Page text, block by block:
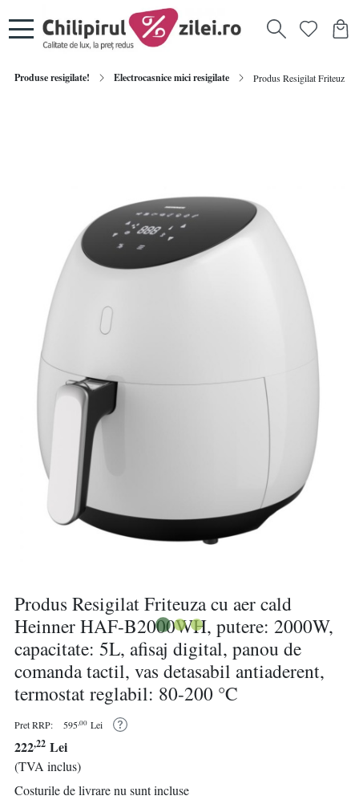
Produse resigilate! Electrocasnice mici resigilate Produs Resigilat Friteuza
Produs Resigilat Friteuza cu aer cald
Heinner HAF-B2000WH, putere: 2000W,
capacitate: 5L, afisaj digital, panou de
comanda tactil, vas detasabil antiaderent,
termostat reglabil: 80-200 °C
Pret RRP: 595,00 Lei
222,22 Lei
(TVA inclus)
Costurile de livrare nu sunt incluse